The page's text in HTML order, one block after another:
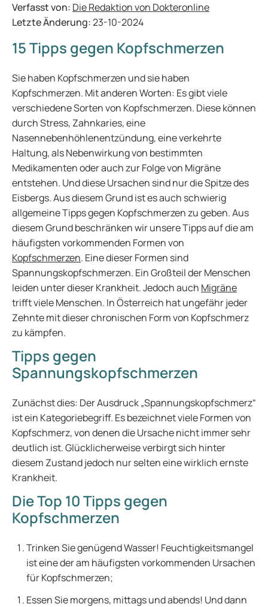
Verfasst von: Die Redaktion von Dokteronline
Letzte Änderung:23-10-2024
15 Tipps gegen Kopfschmerzen
Sie haben Kopfschmerzen und sie haben
Kopfschmerzen. Mit anderen Worten: Es gibt viele
verschiedene Sorten von Kopfschmerzen. Diese können
durch Stress, Zahnkaries, eine
Nasennebenhöhlenentzündung, eine verkehrte
Haltung, als Nebenwirkung von bestimmten
Medikamenten oder auch zur Folge von Migräne
entstehen. Und diese Ursachen sind nur die Spitze des
Eisbergs. Aus diesem Grund ist es auch schwierig
allgemeine Tipps gegen Kopfschmerzen zu geben. Aus
diesem Grund beschränken wir unsere Tipps auf die am
häufigsten vorkommenden Formen von
Kopfschmerzen. Eine dieser Formen sind
Spannungskopfschmerzen. Ein Großteil der Menschen
leiden unter dieser Krankheit. Jedoch auch Migräne
trifft viele Menschen. In Österreich hat ungefähr jeder
Zehnte mit dieser chronischen Form von Kopfschmerz
zu kämpfen.
Tipps gegen
Spannungskopfschmerzen
Zunächst dies: Der Ausdruck „Spannungskopfschmerz“
ist ein Kategoriebegriff. Es bezeichnet viele Formen von
Kopfschmerz, von denen die Ursache nicht immer sehr
deutlich ist. Glücklicherweise verbirgt sich hinter
diesem Zustand jedoch nur selten eine wirklich ernste
Krankheit.
Die Top 10 Tipps gegen
Kopfschmerzen
Trinken Sie genügend Wasser! Feuchtigkeitsmangel
ist eine der am häufigsten vorkommenden Ursachen
für Kopfschmerzen;
Essen Sie morgens, mittags und abends! Und dann